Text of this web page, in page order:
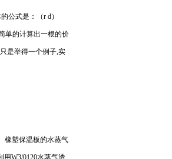
公式是：（r d）
单的计算出一根的价
是举得一个例子,实
橡塑保温板的水蒸气
W3/0120水蒸气透